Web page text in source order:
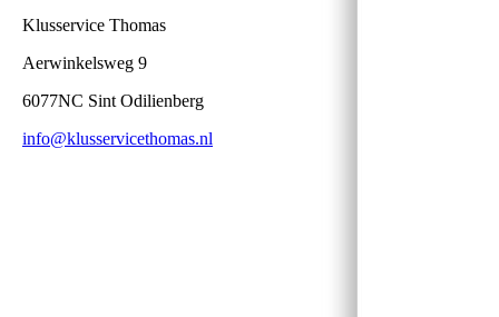
Klusservice Thomas
Aerwinkelsweg 9
6077NC Sint Odilienberg
info@klusservicethomas.nl